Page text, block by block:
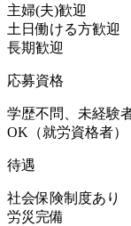
主婦(夫)歓迎
土日働ける方歓迎
長期歓迎
応募資格
学歴不問、未経験
OK（就労資格者）
待遇
社会保険制度あり
労災完備